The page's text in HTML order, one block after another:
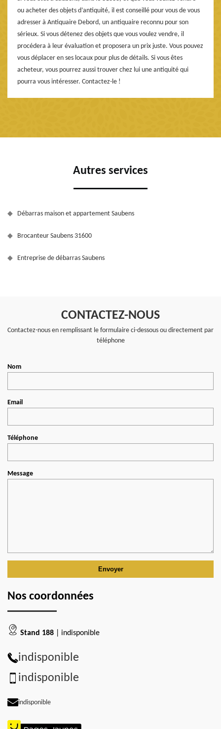
ou acheter des objets d’antiquité, il est conseillé pour vous de vous
adresser à Antiquaire Debord, un antiquaire reconnu pour son
sérieux. Si vous détenez des objets que vous voulez vendre, il
procédera à leur évaluation et proposera un prix juste. Vous pouvez
vous déplacer en ses locaux pour plus de détails. Si vous êtes
acheteur, vous pourrez aussi trouver chez lui une antiquité qui
pourra vous intéresser. Contactez-le !
Autres services
Débarras maison et appartement Saubens
Brocanteur Saubens 31600
Entreprise de débarras Saubens
CONTACTEZ-NOUS
Contactez-nous en remplissant le formulaire ci-dessous ou directement par
téléphone
Nom
Email
Téléphone
Message
Nos coordonnées
Stand 188 | indisponible
indisponible
indisponible
indisponible